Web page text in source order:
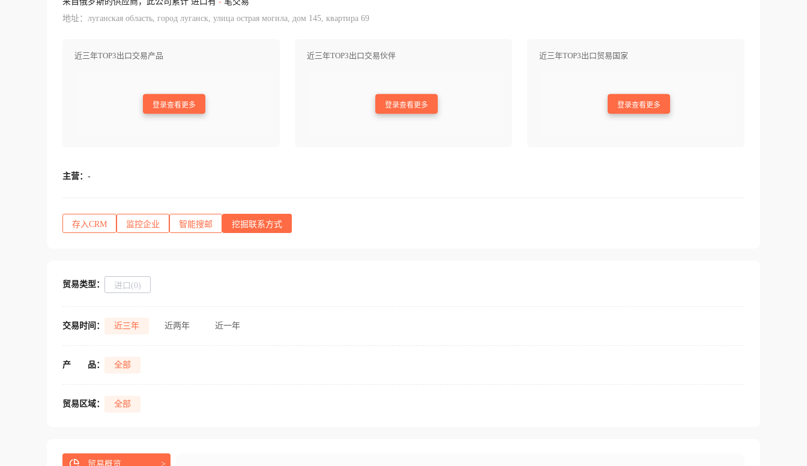
地址：луганская область, город луганск, улица острая могила, дом 145, квартира 69
近三年TOP3出口交易产品
登录查看更多
近三年TOP3出口交易伙伴
登录查看更多
近三年TOP3出口贸易国家
登录查看更多
主营： -
存入CRM 监控企业 智能搜邮 挖掘联系方式
贸易类型： 进口(0)
交易时间： 近三年 近两年 近一年
产 品： 全部
贸易区域： 全部
贸易概览 >